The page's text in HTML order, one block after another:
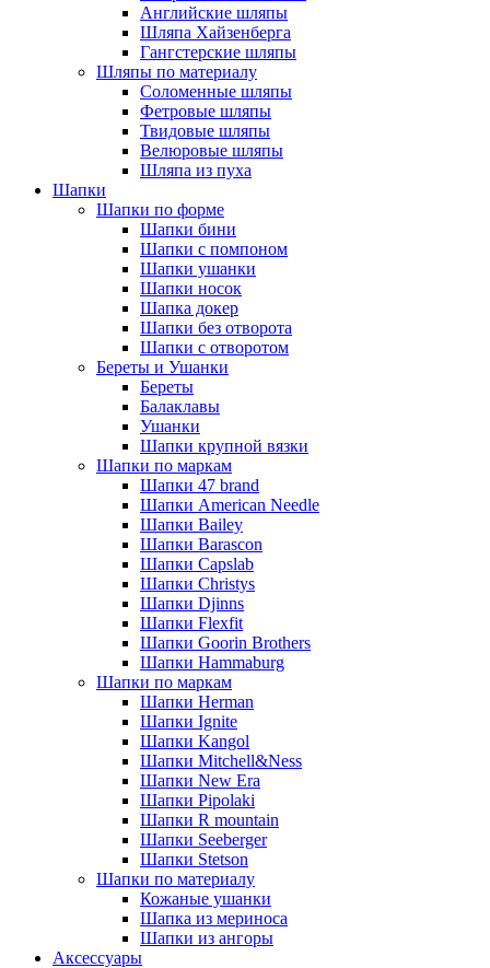
Английские шляпы
Шляпа Хайзенберга
Гангстерские шляпы
Шляпы по материалу
Соломенные шляпы
Фетровые шляпы
Твидовые шляпы
Велюровые шляпы
Шляпа из пуха
Шапки
Шапки по форме
Шапки бини
Шапки с помпоном
Шапки ушанки
Шапки носок
Шапка докер
Шапки без отворота
Шапки с отворотом
Береты и Ушанки
Береты
Балаклавы
Ушанки
Шапки крупной вязки
Шапки по маркам
Шапки 47 brand
Шапки American Needle
Шапки Bailey
Шапки Barascon
Шапки Capslab
Шапки Christys
Шапки Djinns
Шапки Flexfit
Шапки Goorin Brothers
Шапки Hammaburg
Шапки по маркам
Шапки Herman
Шапки Ignite
Шапки Kangol
Шапки Mitchell&Ness
Шапки New Era
Шапки Pipolaki
Шапки R mountain
Шапки Seeberger
Шапки Stetson
Шапки по материалу
Кожаные ушанки
Шапка из мериноса
Шапки из ангоры
Аксессуары